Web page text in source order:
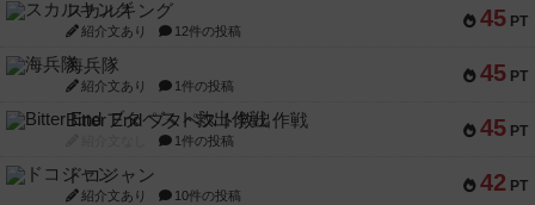
45 PT
スカルキング
紹介文あり 12件の投稿
45 PT
海兵隊
紹介文あり 1件の投稿
45 PT
Bitter End ブタペスト救出作戦
1件の投稿
42 PT
ドコジャン
紹介文あり 10件の投稿